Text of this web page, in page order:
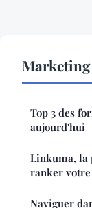
Top 3 des
aujourd'hui
Linkuma, la
ranker votre
Naviguer